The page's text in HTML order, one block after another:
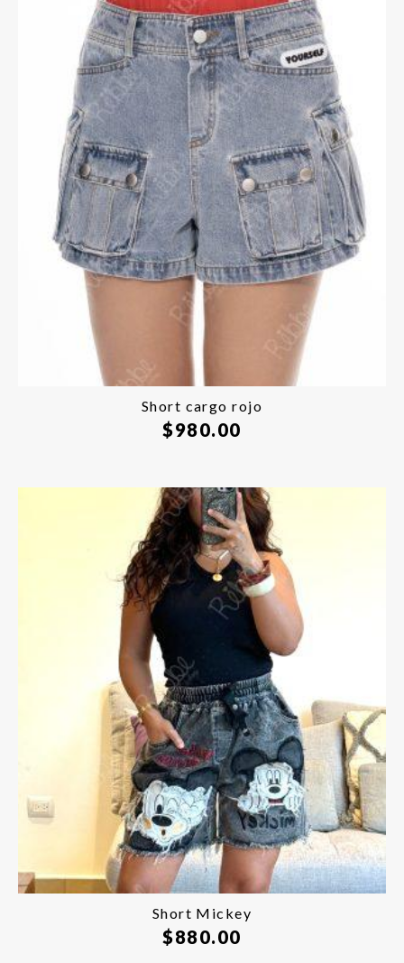
Short cargo rojo
$980.00
Short Mickey
$880.00